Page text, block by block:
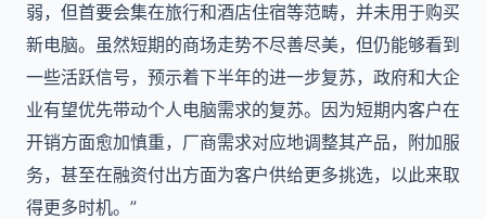
弱，但首要会集在旅行和酒店住宿等范畴，并未用于购买
新电脑。虽然短期的商场走势不尽善尽美，但仍能够看到
一些活跃信号，预示着下半年的进一步复苏，政府和大企
业有望优先带动个人电脑需求的复苏。因为短期内客户在
开销方面愈加慎重，厂商需求对应地调整其产品，附加服
务，甚至在融资付出方面为客户供给更多挑选，以此来取
得更多时机。”